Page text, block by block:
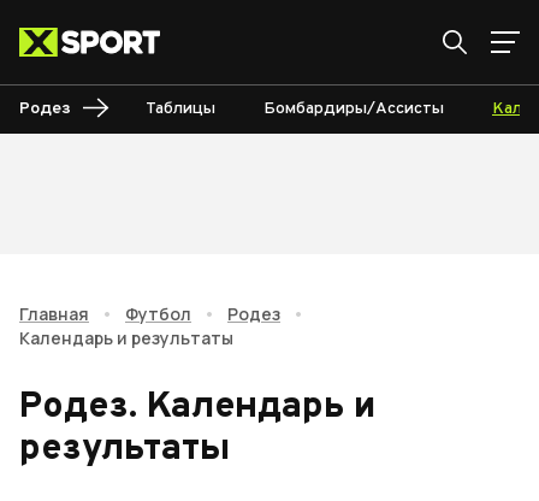
Родез Таблицы Бомбардиры/Ассисты
Главная • Футбол • Родез
•
Календарь и результаты
Родез. Календарь и
результаты